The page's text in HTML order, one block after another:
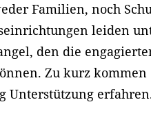
Familien, noch
leiden
den die
Zu kurz
Unterstützung